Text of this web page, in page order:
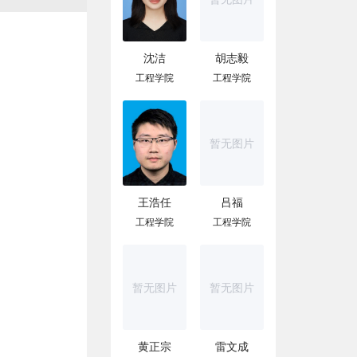
沈洁
工程学院
胡志毅
工程学院
王浩任
工程学院
暂无图片
吕福
工程学院
暂无图片
黄正宗
暂无图片
雷文成